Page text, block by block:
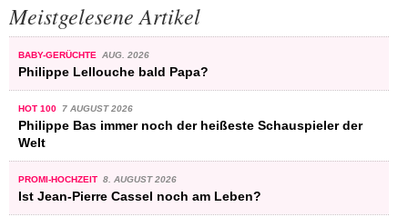
Meistgelesene Artikel
BABY-GERÜCHTE AUG. 2026
Philippe Lellouche bald Papa?
HOT 100 7 AUGUST 2026
Philippe Bas immer noch der heißeste Schauspieler der
Welt
PROMI-HOCHZEIT 8. AUGUST 2026
Ist Jean-Pierre Cassel noch am Leben?